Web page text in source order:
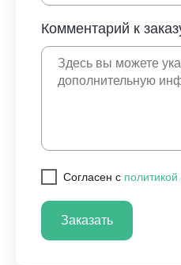
Комментарий к
Cогласен с
Заказать